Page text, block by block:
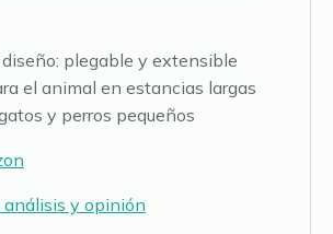
plegable y extensible
el animal en estancias largas
y perros pequeños
análisis y opinión